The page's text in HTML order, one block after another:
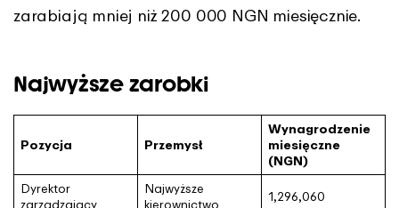
zarabiają mniej niż 200 000 NGN miesięcznie.
Najwyższe zarobki
Pozycja Przemysł
Wynagrodzenie
miesięczne
(NGN)
Dyrektor
zarządzający
Najwyższe
kierownictwo
1,296,060